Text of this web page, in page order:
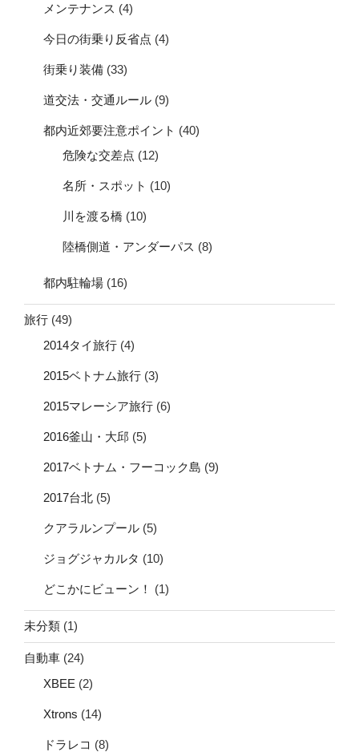
メンテナンス (4)
今日の街乗り反省点 (4)
街乗り装備 (33)
道交法・交通ルール (9)
都内近郊要注意ポイント (40)
危険な交差点 (12)
名所・スポット (10)
川を渡る橋 (10)
陸橋側道・アンダーパス (8)
都内駐輪場 (16)
旅行 (49)
2014タイ旅行 (4)
2015ベトナム旅行 (3)
2015マレーシア旅行 (6)
2016釜山・大邱 (5)
2017ベトナム・フーコック島 (9)
2017台北 (5)
クアラルンプール (5)
ジョグジャカルタ (10)
どこかにビューン！ (1)
未分類 (1)
自動車 (24)
XBEE (2)
Xtrons (14)
ドラレコ (8)